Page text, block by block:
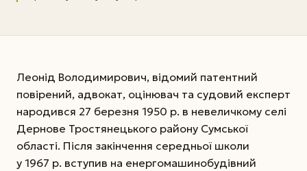
Леонід Володимирович, відомий патентний
повірений, адвокат, оцінювач та судовий експерт
народився 27 березня 1950 р. в невеличкому селі
Дернове Тростянецького району Сумської
області. Після закінчення середньої школи
у 1967 р. вступив на енергомашинобудівний